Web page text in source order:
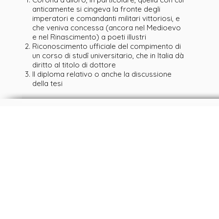
anticamente si cingeva la fronte degli
imperatori e comandanti militari vittoriosi, e
che veniva concessa (ancora nel Medioevo
e nel Rinascimento) a poeti illustri
Riconoscimento ufficiale del compimento di
un corso di studî universitario, che in Italia dà
diritto al titolo di dottore
Il diploma relativo o anche la discussione
della tesi